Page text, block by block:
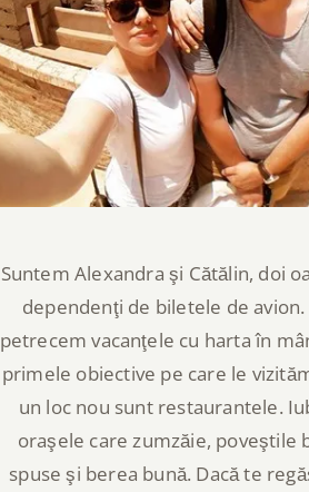
Suntem Alexandra şi Cătălin, doi
dependenţi de biletele de avion.
petrecem vacanţele cu harta în
primele obiective pe care le
un loc nou sunt restaurantele.
oraşele care zumzăie, poveştile
spuse şi berea bună. Dacă te